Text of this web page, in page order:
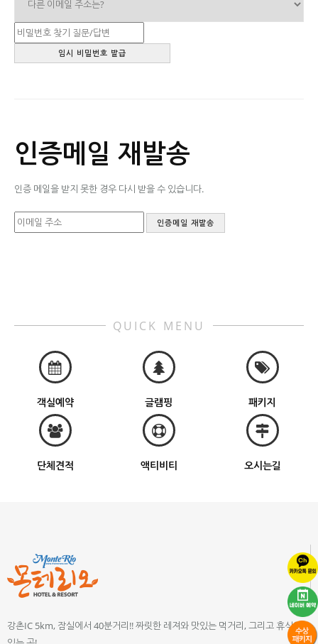
인증메일 재발송
인증 메일을 받지 못한 경우 다시 받을 수 있습니다.
QUICK MENU
객실예약 글램핑 패키지
단체견적 액티비티 오시는길
강촌IC 5km, 잠실에서 40분거리!! 짜릿한 레져와 맛있는 먹거리, 그리고 휴식이